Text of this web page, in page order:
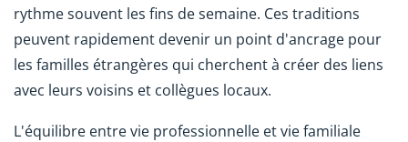
rythme souvent les fins de semaine. Ces traditions
peuvent rapidement devenir un point d'ancrage pour
les familles étrangères qui cherchent à créer des liens
avec leurs voisins et collègues locaux.
L'équilibre entre vie professionnelle et vie familiale